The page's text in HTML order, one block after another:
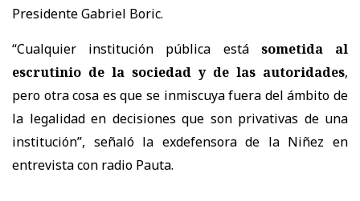
Presidente Gabriel Boric.
“Cualquier institución pública estásometida al
escrutinio de la sociedad y de las autoridades,
pero otra cosa es que se inmiscuya fuera del ámbito de
la legalidad en decisiones que son privativas de una
institución”, señaló la exdefensora de la Niñez en
entrevista con radio Pauta.